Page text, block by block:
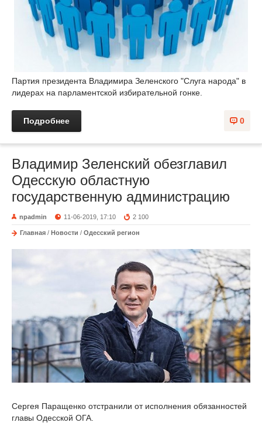
Партия президента Владимира Зеленского "Слуга народа" в
лидерах на парламентской избирательной гонке.
0
Подробнее
Владимир Зеленский обезглавил
Одесскую областную
государственную администрацию
npadmin 11-06-2019, 17:10 2 100
Главная / Новости / Одесский регион
Сергея Паращенко отстранили от исполнения обязанностей
главы Одесской ОГА.